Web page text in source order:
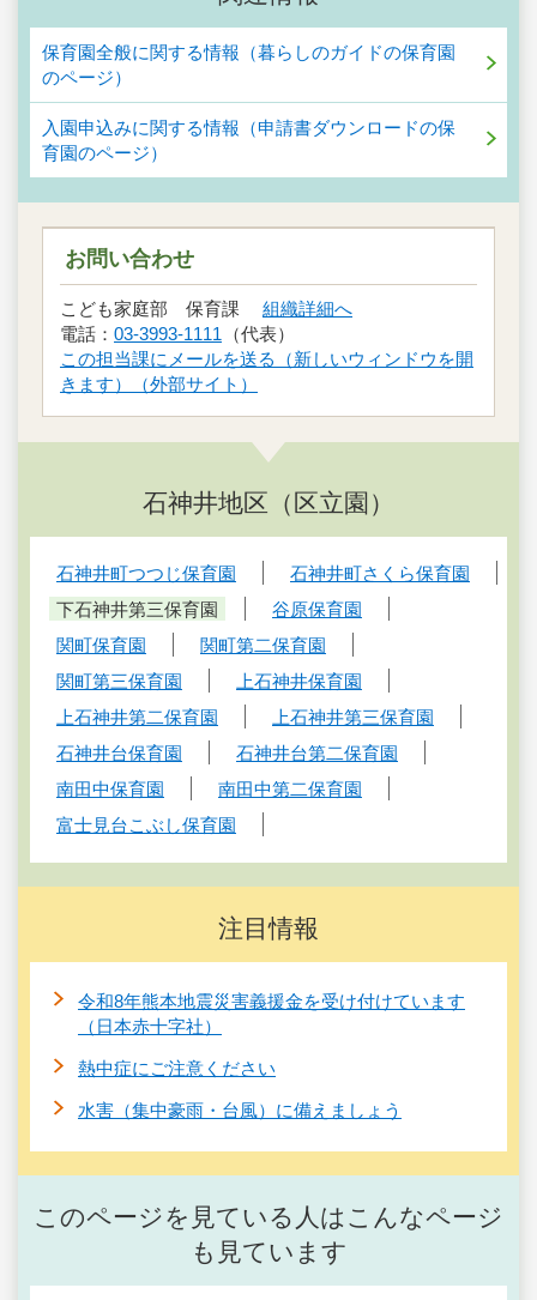
保育園全般に関する情報（暮らしのガイドの保育園
のページ）
入園申込みに関する情報（申請書ダウンロードの保
育園のページ）
お問い合わせ
こども家庭部 保育課 組織詳細へ
電話： 03-3993-1111
（代表）
この担当課にメールを送る（新しいウィンドウを開
きます）（外部サイト）
石神井地区（区立園）
石神井町つつじ保育園
石神井町さくら保育園
下石神井第三保育園
谷原保育園
関町保育園
関町第二保育園
関町第三保育園
上石神井保育園
上石神井第二保育園
上石神井第三保育園
石神井台保育園
石神井台第二保育園
南田中保育園
南田中第二保育園
富士見台こぶし保育園
注目情報
令和8年熊本地震災害義援金を受け付けています
（日本赤十字社）
熱中症にご注意ください
水害（集中豪雨・台風）に備えましょう
このページを見ている人はこんなページ
も見ています